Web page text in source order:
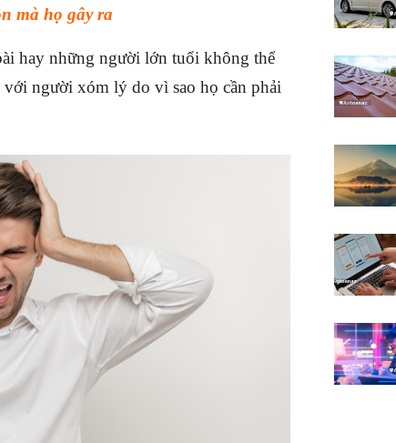
mà họ gây ra
hay những người lớn tuổi không thể
người xóm lý do vì sao họ cần phải